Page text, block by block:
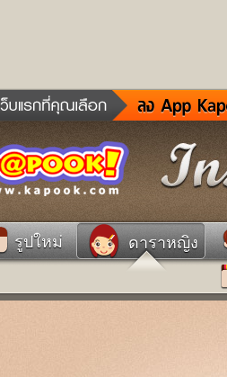
ข่าวด่วน
ละคร
เกม
ดูดวง
ผู้ชาย
แวะชิม
รูปใหม่ ดาราหญิง